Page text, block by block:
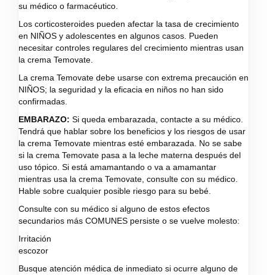
su médico o farmacéutico.
Los corticosteroides pueden afectar la tasa de crecimiento
en NIÑOS y adolescentes en algunos casos. Pueden
necesitar controles regulares del crecimiento mientras usan
la crema Temovate.
La crema Temovate debe usarse con extrema precaución en
NIÑOS; la seguridad y la eficacia en niños no han sido
confirmadas.
EMBARAZO: Si queda embarazada, contacte a su médico.
Tendrá que hablar sobre los beneficios y los riesgos de usar
la crema Temovate mientras esté embarazada. No se sabe
si la crema Temovate pasa a la leche materna después del
uso tópico. Si está amamantando o va a amamantar
mientras usa la crema Temovate, consulte con su médico.
Hable sobre cualquier posible riesgo para su bebé.
Consulte con su médico si alguno de estos efectos
secundarios más COMUNES persiste o se vuelve molesto:
Irritación
escozor
Busque atención médica de inmediato si ocurre alguno de